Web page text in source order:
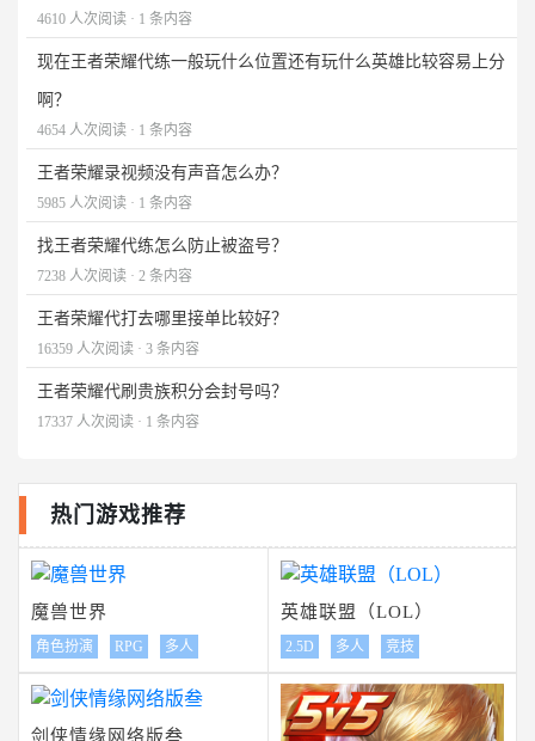
4610 人次阅读 · 1 条内容
现在王者荣耀代练一般玩什么位置还有玩什么英雄比较容易上分
啊？
4654 人次阅读 · 1 条内容
王者荣耀录视频没有声音怎么办？
5985 人次阅读 · 1 条内容
找王者荣耀代练怎么防止被盗号？
7238 人次阅读 · 2 条内容
王者荣耀代打去哪里接单比较好？
16359 人次阅读 · 3 条内容
王者荣耀代刷贵族积分会封号吗？
17337 人次阅读 · 1 条内容
热门游戏推荐
魔兽世界
角色扮演 RPG 多人
英雄联盟（LOL）
2.5D 多人 竞技
剑侠情缘网络版叁